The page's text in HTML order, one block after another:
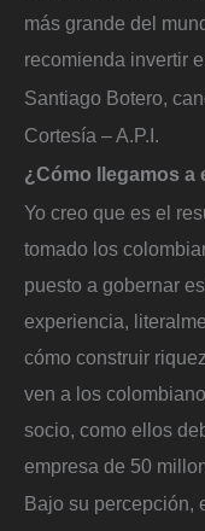
más grande del
recomienda invertir
Santiago Botero,
Cortesía – A.P.I.
¿Cómo llegamos a
Yo creo que es el
tomado los
puesto a gobernar
experiencia,
cómo construir
ven a los
socio, como ellos
empresa de 50
Bajo su percepción,